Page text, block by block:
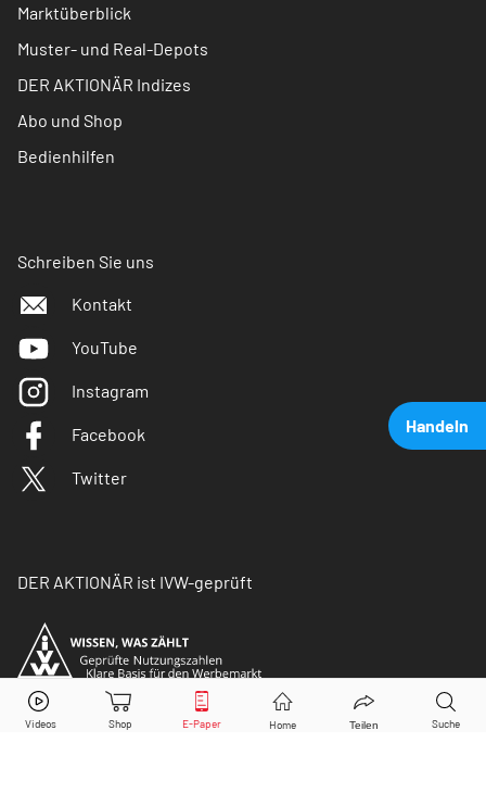
Handeln
Koenig & Bauer Aktie jetzt handeln?
Marktüberblick
Muster- und Real-Depots
DER AKTIONÄR Indizes
Abo und Shop
Bedienhilfen
Schreiben Sie uns
Kontakt
YouTube
Instagram
Facebook
Twitter
DER AKTIONÄR ist IVW-geprüft